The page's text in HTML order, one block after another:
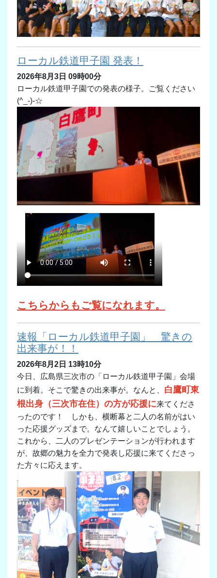
ローカル鉄道甲子園 発表！
2026年8月3日 09時00分
ローカル鉄道甲子園での発表の様子。ご覧ください
(^_-)-☆
こちらからもご覧になれます。
速報「ローカル鉄道甲子園」 驚きの
出来事が！！
2026年8月2日 13時10分
今日、広島県三次市の「ローカル鉄道甲子園」会場
に到着。そこで驚きの出来事が。なんと、 白鷹町東
根出身（三次市在住）の方が応援に来てくださ
ったのです！ しかも、横断幕と二人の名前がはい
った応援グッズまで。なんて嬉しいことでしょう。
これから、二人のプレゼンテーションが行われます
が、故郷の魅力を全力で発表し応援に来てくださっ
た方々に応えます。